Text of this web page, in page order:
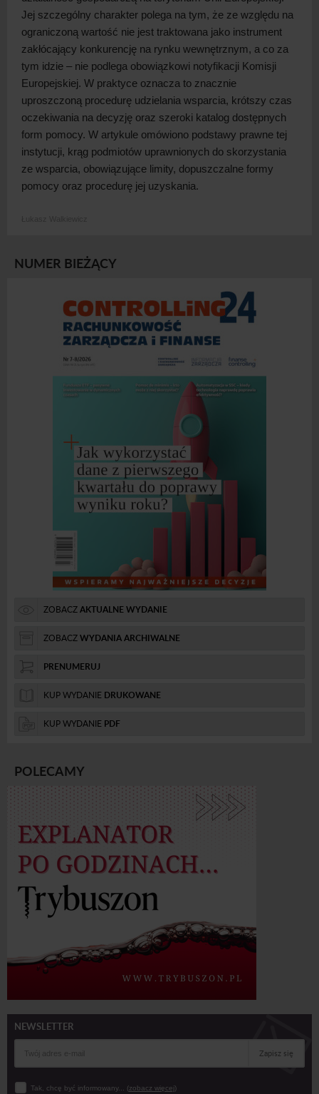
Jej szczególny charakter polega na tym, że ze względu na
ograniczoną wartość nie jest traktowana jako instrument
zakłócający konkurencję na rynku wewnętrznym, a co za
tym idzie – nie podlega obowiązkowi notyfikacji Komisji
Europejskiej. W praktyce oznacza to znacznie
uproszczoną procedurę udzielania wsparcia, krótszy czas
oczekiwania na decyzję oraz szeroki katalog dostępnych
form pomocy. W artykule omówiono podstawy prawne tej
instytucji, krąg podmiotów uprawnionych do skorzystania
ze wsparcia, obowiązujące limity, dopuszczalne formy
pomocy oraz procedurę jej uzyskania.
NUMER BIEŻĄCY
ZOBACZAKTUALNE WYDANIE
ZOBACZWYDANIA ARCHIWALNE
PRENUMERUJ
KUP WYDANIE DRUKOWANE
KUP WYDANIE PDF
POLECAMY
NEWSLETTER
Zapisz się
Tak, chcę być informowany... (zobacz więcej)